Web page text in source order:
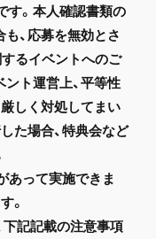
す。本人確認書類の
、応募を無効とさ
るイベントへのご
ト運営上、平等性
しく対処してまい
た場合、特典会など
あって実施できま
。
記記載の注意事項